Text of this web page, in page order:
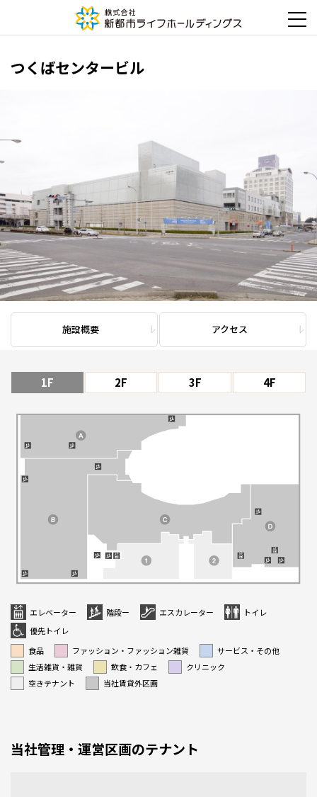
つくばセンタービル
施設概要 アクセス
1F 2F 3F 4F
エレベーター 階段ー エスカレーター
トイレ
優先トイレ
食品
ファッション・ファッション雑貨
サービス・その他
生活雑貨・雑貨
飲食・カフェ
クリニック
空きテナント
当社賃貸外区画
当社管理・運営区画のテナント